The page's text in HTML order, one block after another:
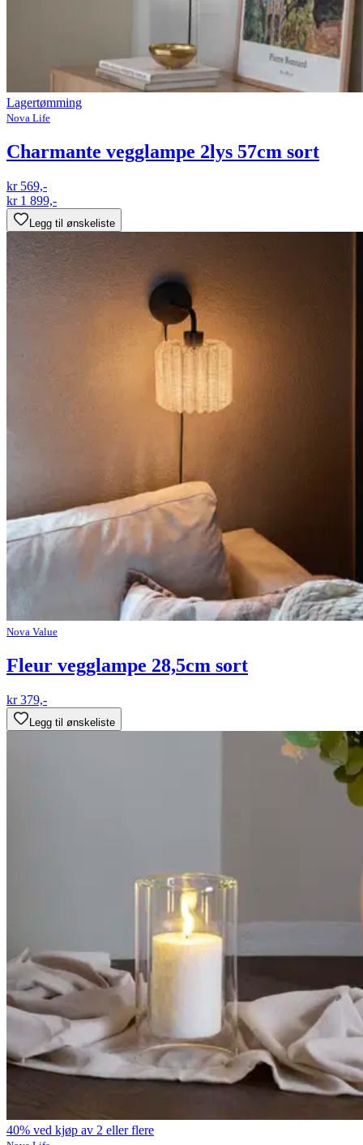
Lagertømming
Nova Life
Charmante vegglampe 2lys 57cm sort
kr 569,-
kr 1 899,-
Legg til ønskeliste
Nova Value
Fleur vegglampe 28,5cm sort
kr 379,-
Legg til ønskeliste
40% ved kjøp av 2 eller flere